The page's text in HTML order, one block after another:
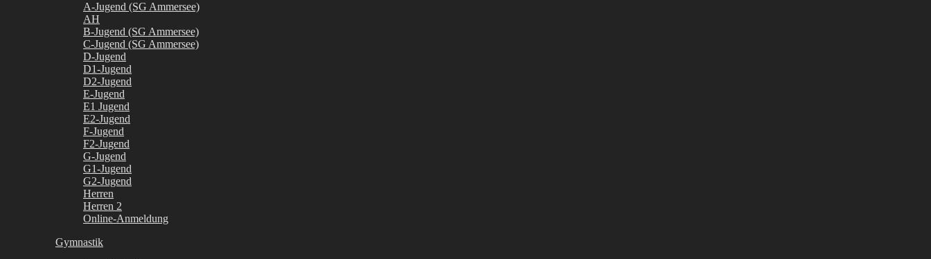
A-Jugend (SG Ammersee)
AH
B-Jugend (SG Ammersee)
C-Jugend (SG Ammersee)
D-Jugend
D1-Jugend
D2-Jugend
E-Jugend
E1 Jugend
E2-Jugend
F-Jugend
F2-Jugend
G-Jugend
G1-Jugend
G2-Jugend
Herren
Herren 2
Online-Anmeldung
Gymnastik